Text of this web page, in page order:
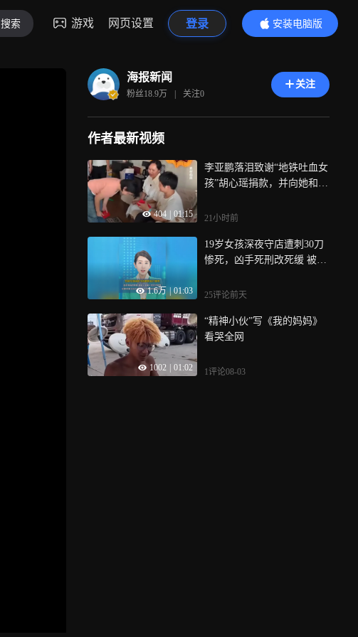
搜索 游戏 网页设置 登录
安装电脑版
内容更精彩
海报新闻
粉丝18.9万 | 关注0
关注
作者最新视频
404 01:15
李亚鹏落泪致谢“地铁吐血女
孩”胡心瑶捐款，并向她和病
回应：计划带病友去青岛看
21小时前
1.6万 | 01:03
19岁女孩深夜守店遭刺30刀
惨死，凶手死刑改死缓 被害
知家属 没送达判决书 连民事
证实：凶手刑满释放已十多
年，被害人家属申诉十六
25评论前天
1002 01:02
“精神小伙”写《我的妈妈》
看哭全网
1评论08-03